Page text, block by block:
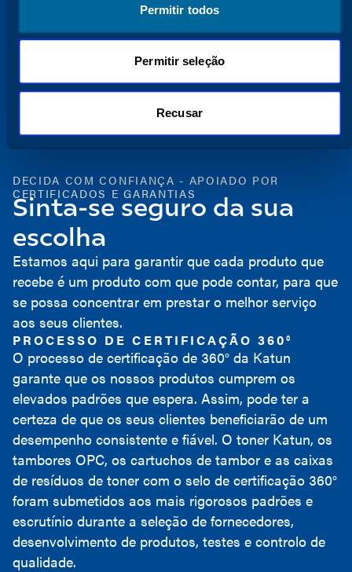
Permitir todos
Permitir seleção
Recusar
Ver o Nosso Centro de Inovação
DECIDA COM CONFIANÇA - APOIADO POR
CERTIFICADOS E GARANTIAS
Sinta-se seguro da sua
escolha
Estamos aqui para garantir que cada produto que
recebe é um produto com que pode contar, para que
se possa concentrar em prestar o melhor serviço
aos seus clientes.
PROCESSO DE CERTIFICAÇÃO 360°
O processo de certificação de 360° da Katun
garante que os nossos produtos cumprem os
elevados padrões que espera. Assim, pode ter a
certeza de que os seus clientes beneficiarão de um
desempenho consistente e fiável. O toner Katun, os
tambores OPC, os cartuchos de tambor e as caixas
de resíduos de toner com o selo de certificação 360°
foram submetidos aos mais rigorosos padrões e
escrutínio durante a seleção de fornecedores,
desenvolvimento de produtos, testes e controlo de
qualidade.